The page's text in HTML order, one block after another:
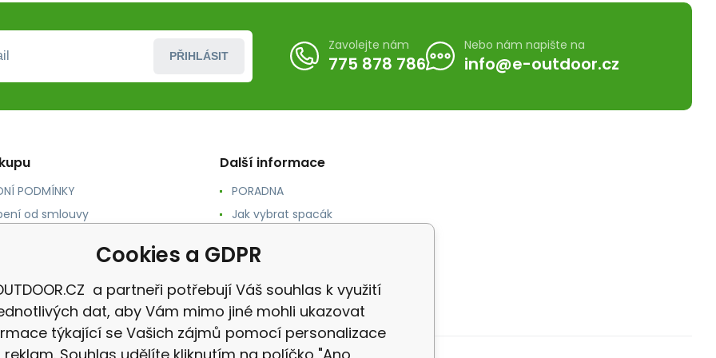
PŘIHLÁSIT
Zavolejte nám
775 878 786
Nebo nám napište na
info@e-outdoor.cz
PODMÍNKY
od smlouvy
osobních údajů
Další informace
PORADNA
Jak vybrat spacák
Jak vybrat karimatku
Reklamace
Cookies a GDPR
a partneři potřebují Váš souhlas k využití
dat, aby Vám mimo jiné mohli ukazovat
týkající se Vašich zájmů pomocí personalizace